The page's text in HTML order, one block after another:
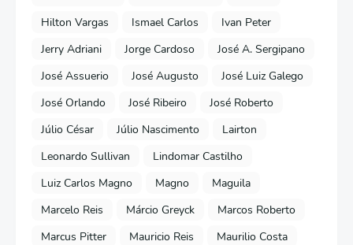
Hilton Vargas
Ismael Carlos
Ivan Peter
Jerry Adriani
Jorge Cardoso
José A. Sergipano
José Assuerio
José Augusto
José Luiz Galego
José Orlando
José Ribeiro
José Roberto
Júlio César
Júlio Nascimento
Lairton
Leonardo Sullivan
Lindomar Castilho
Luiz Carlos Magno
Magno
Maguila
Marcelo Reis
Márcio Greyck
Marcos Roberto
Marcus Pitter
Mauricio Reis
Maurilio Costa